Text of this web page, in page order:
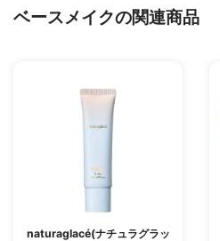
ベースメイクの関連商品
naturaglacé(ナチュラグラッ